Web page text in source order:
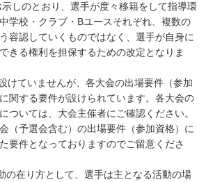
しのとおり、選手が度々移籍をして指導環
学校・クラブ・Bユースそれぞれ、複数の
容認していくものではなく、選手が自身に
きる権利を担保するための改定となりま
けていませんが、各大会の出場要件（参加
関する要件が設けられています。各大会の
ついては、大会主催者にご確認ください。
予選会含む）の出場要件（参加資格）に
要件となっておりますのでご留意くださ
の在り方として、選手は主となる活動の場